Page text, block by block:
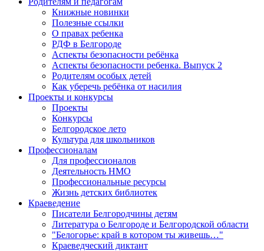
Книжные новинки
Полезные ссылки
О правах ребенка
РДФ в Белгороде
Аспекты безопасности ребёнка
Аспекты безопасности ребенка. Выпуск 2
Родителям особых детей
Как уберечь ребёнка от насилия
Проекты и конкурсы
Проекты
Конкурсы
Белгородское лето
Культура для школьников
Профессионалам
Для профессионалов
Деятельность НМО
Профессиональные ресурсы
Жизнь детских библиотек
Краеведение
Писатели Белгородчины детям
Литература о Белгороде и Белгородской области
"Белогорье: край в котором ты живешь…"
Краеведческий диктант